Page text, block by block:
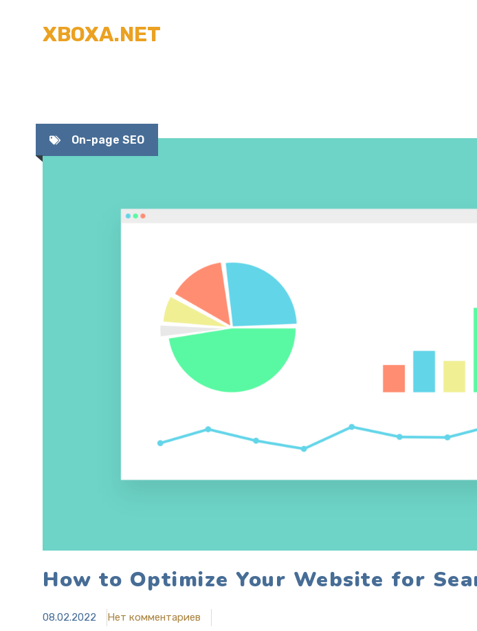
XBOXA.NET
On-page SEO
How to Optimize Your Website for
08.02.2022 Нет комментариев